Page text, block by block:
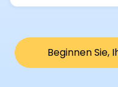
Beginnen Sie,